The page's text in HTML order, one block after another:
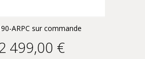
ARPC sur commande
499,00 €